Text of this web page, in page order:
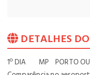
DETALHES
1º DIA MP PORTO OU